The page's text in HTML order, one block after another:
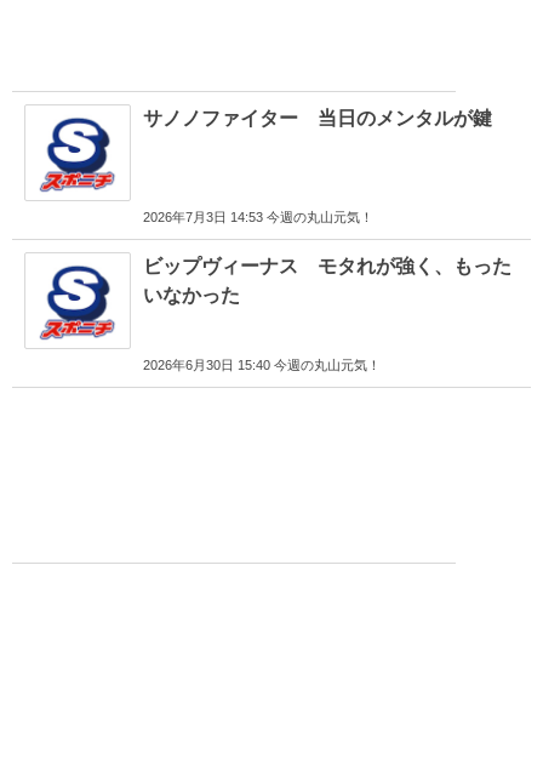
サノノファイター 当日のメンタルが鍵
2026年7月3日 14:53 今週の丸山元気！
ビップヴィーナス モタれが強く、もった
いなかった
2026年6月30日 15:40 今週の丸山元気！